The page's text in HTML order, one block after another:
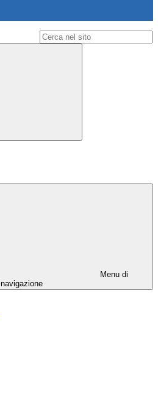
Menu di
navigazione